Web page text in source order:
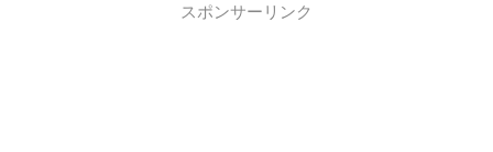
スポンサーリンク